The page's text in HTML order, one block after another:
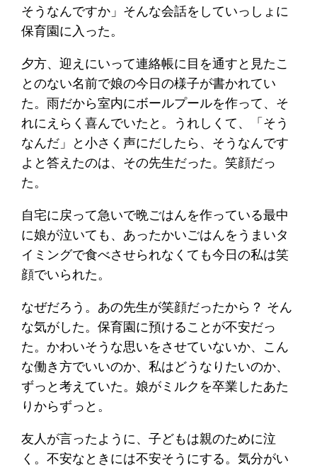
そうなんですか」そんな会話をしていっしょに
保育園に入った。
夕方、迎えにいって連絡帳に目を通すと見たこ
とのない名前で娘の今日の様子が書かれてい
た。雨だから室内にボールプールを作って、そ
れにえらく喜んでいたと。うれしくて、「そう
なんだ」と小さく声にだしたら、そうなんです
よと答えたのは、その先生だった。笑顔だっ
た。
自宅に戻って急いで晩ごはんを作っている最中
に娘が泣いても、あったかいごはんをうまいタ
イミングで食べさせられなくても今日の私は笑
顔でいられた。
なぜだろう。あの先生が笑顔だったから？ そん
な気がした。保育園に預けることが不安だっ
た。かわいそうな思いをさせていないか、こん
な働き方でいいのか、私はどうなりたいのか、
ずっと考えていた。娘がミルクを卒業したあた
りからずっと。
友人が言ったように、子どもは親のために泣
く。不安なときには不安そうにする。気分がい